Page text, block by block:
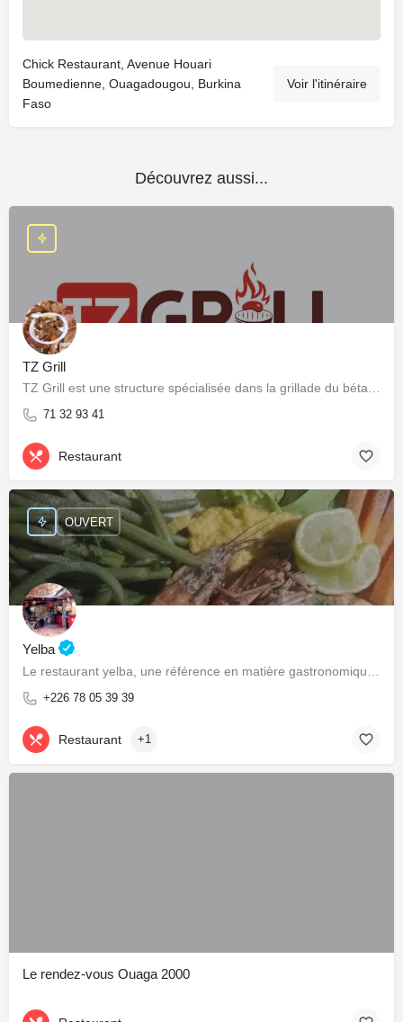
Chick Restaurant, Avenue Houari
Boumedienne, Ouagadougou, Burkina
Faso
Voir l'itinéraire
Découvrez aussi...
TZ Grill
71 32 93 41
Restaurant
Yelba
+226 78 05 39 39
OUVERT
Restaurant +1
Le rendez-vous Ouaga 2000